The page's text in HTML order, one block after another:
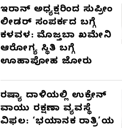
ಇರಾನ್ ಅಧ್ಯಕ್ಷರಿಂದ ಸುಪ್ರೀಂ
ಲೀಡರ್ ಸಂಪರ್ಕದ ಬಗ್ಗೆ
ಕಳವಳ: ಮೊಜ್ತಬಾ ಖಮೇನಿ
ಆರೋಗ್ಯ ಸ್ಥಿತಿ ಬಗ್ಗೆ
ಊಹಾಪೋಹ ಜೋರು
ರಷ್ಯಾ ದಾಳಿಯಲ್ಲಿ ಉಕ್ರೇನ್
ವಾಯು ರಕ್ಷಣಾ ವ್ಯವಸ್ಥೆ
ವಿಫಲ: ‘ಭಯಾನಕ ರಾತ್ರಿ’ಯ